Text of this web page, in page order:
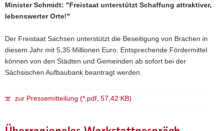
Minister Schmidt: "Freistaat unterstützt Schaffung attraktiver,
lebenswerter Orte!"
Der Freistaat Sachsen unterstützt die Beseitigung von Brachen in
diesem Jahr mit 5,35 Millionen Euro. Entsprechende Fördermittel
können von den Städten und Gemeinden ab sofort bei der
Sächsischen Aufbaubank beantragt werden.
zur Pressemitteilung (*.pdf, 57,42 KB)